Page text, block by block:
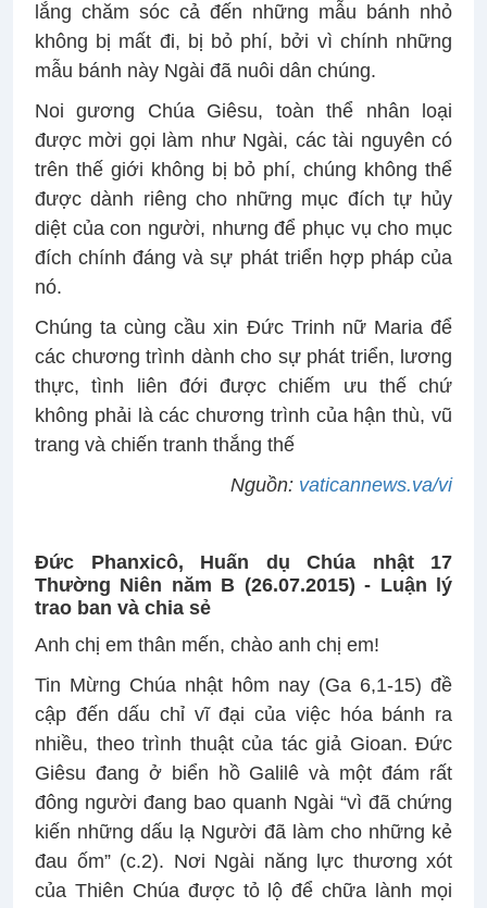
lắng chăm sóc cả đến những mẫu bánh nhỏ
không bị mất đi, bị bỏ phí, bởi vì chính những
mẫu bánh này Ngài đã nuôi dân chúng.
Noi gương Chúa Giêsu, toàn thể nhân loại
được mời gọi làm như Ngài, các tài nguyên có
trên thế giới không bị bỏ phí, chúng không thể
được dành riêng cho những mục đích tự hủy
diệt của con người, nhưng để phục vụ cho mục
đích chính đáng và sự phát triển hợp pháp của
nó.
Chúng ta cùng cầu xin Đức Trinh nữ Maria để
các chương trình dành cho sự phát triển, lương
thực, tình liên đới được chiếm ưu thế chứ
không phải là các chương trình của hận thù, vũ
trang và chiến tranh thắng thế
Nguồn: vaticannews.va/vi
Đức Phanxicô, Huấn dụ Chúa nhật 17
Thường Niên năm B (26.07.2015) - Luận lý
trao ban và chia sẻ
Anh chị em thân mến, chào anh chị em!
Tin Mừng Chúa nhật hôm nay (Ga 6,1-15) đề
cập đến dấu chỉ vĩ đại của việc hóa bánh ra
nhiều, theo trình thuật của tác giả Gioan. Đức
Giêsu đang ở biển hồ Galilê và một đám rất
đông người đang bao quanh Ngài “vì đã chứng
kiến những dấu lạ Người đã làm cho những kẻ
đau ốm” (c.2). Nơi Ngài năng lực thương xót
của Thiên Chúa được tỏ lộ để chữa lành mọi